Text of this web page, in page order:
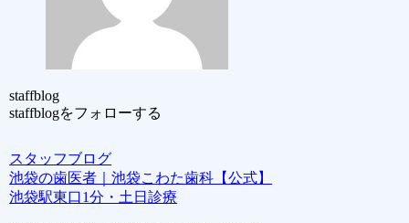
staffblog
staffblogをフォローする
スタッフブログ
池袋の歯医者｜池袋こわた歯科【公式】
池袋駅東口1分・土日診療